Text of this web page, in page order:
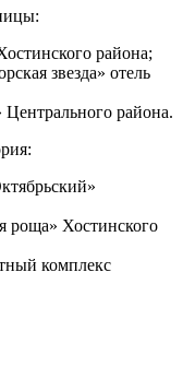
района;
звезда» отель
района.
роща» Хостинского
комплекс